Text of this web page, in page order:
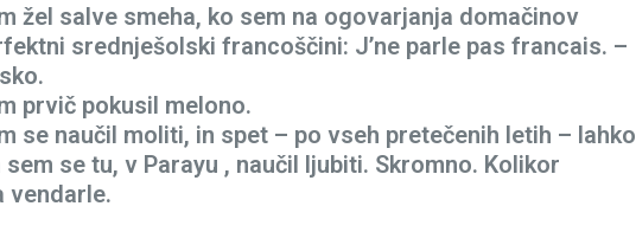
žel salve smeha, ko sem na ogovarjanja domačinov
srednješolski francoščini: J’ne parle pas francais. –
prvič pokusil melono.
se naučil moliti, in spet – po vseh pretečenih letih – lahko
se tu, v Parayu , naučil ljubiti. Skromno. Kolikor
vendarle.